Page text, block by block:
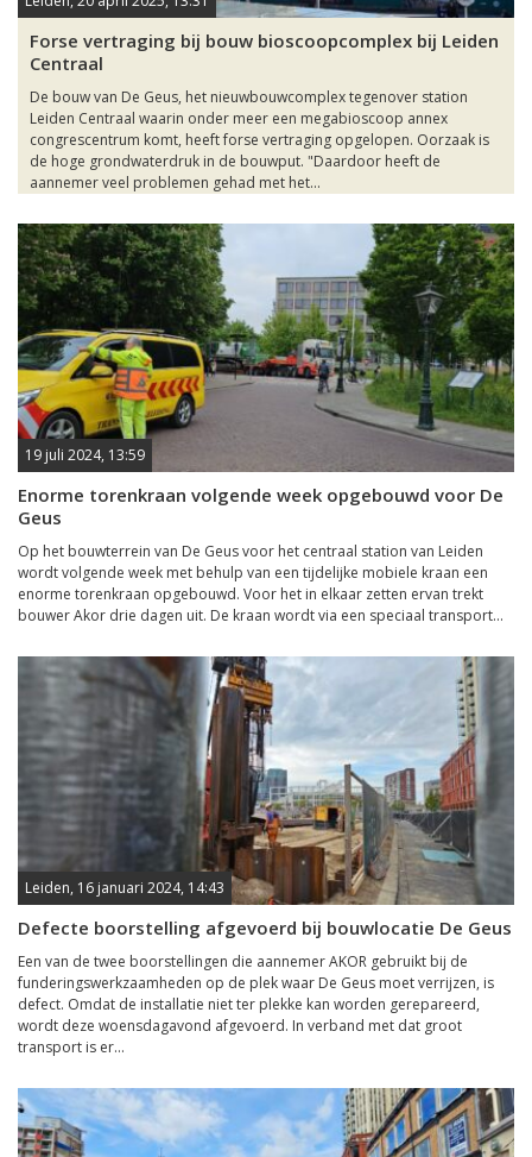
Forse vertraging bij bouw bioscoopcomplex bij Leiden
Centraal
De bouw van De Geus, het nieuwbouwcomplex tegenover station
Leiden Centraal waarin onder meer een megabioscoop annex
congrescentrum komt, heeft forse vertraging opgelopen. Oorzaak is
de hoge grondwaterdruk in de bouwput. "Daardoor heeft de
aannemer veel problemen gehad met het...
19 juli 2024, 13:59
Enorme torenkraan volgende week opgebouwd voor De
Geus
Op het bouwterrein van De Geus voor het centraal station van Leiden
wordt volgende week met behulp van een tijdelijke mobiele kraan een
enorme torenkraan opgebouwd. Voor het in elkaar zetten ervan trekt
bouwer Akor drie dagen uit. De kraan wordt via een speciaal transport...
Leiden, 16 januari 2024, 14:43
Defecte boorstelling afgevoerd bij bouwlocatie De Geus
Een van de twee boorstellingen die aannemer AKOR gebruikt bij de
funderingswerkzaamheden op de plek waar De Geus moet verrijzen, is
defect. Omdat de installatie niet ter plekke kan worden gerepareerd,
wordt deze woensdagavond afgevoerd. In verband met dat groot
transport is er...